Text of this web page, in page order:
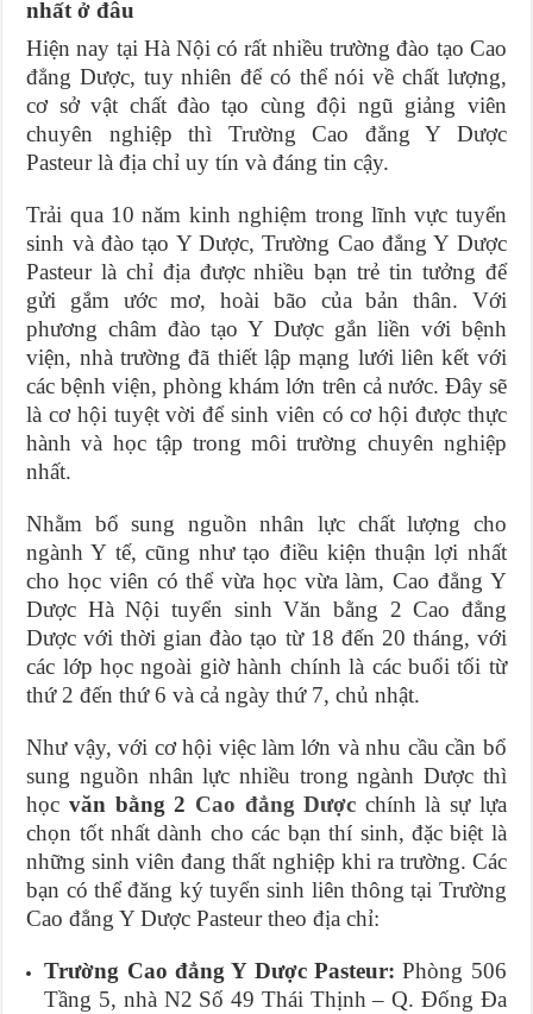
nhất ở đâu
Hiện nay tại Hà Nội có rất nhiều trường đào tạo Cao
đẳng Dược, tuy nhiên để có thể nói về chất lượng,
cơ sở vật chất đào tạo cùng đội ngũ giảng viên
chuyên nghiệp thì Trường Cao đẳng Y Dược
Pasteur là địa chỉ uy tín và đáng tin cậy.
Trải qua 10 năm kinh nghiệm trong lĩnh vực tuyển
sinh và đào tạo Y Dược, Trường Cao đẳng Y Dược
Pasteur là chỉ địa được nhiều bạn trẻ tin tưởng để
gửi gắm ước mơ, hoài bão của bản thân. Với
phương châm đào tạo Y Dược gắn liền với bệnh
viện, nhà trường đã thiết lập mạng lưới liên kết với
các bệnh viện, phòng khám lớn trên cả nước. Đây sẽ
là cơ hội tuyệt vời để sinh viên có cơ hội được thực
hành và học tập trong môi trường chuyên nghiệp
nhất.
Nhằm bổ sung nguồn nhân lực chất lượng cho
ngành Y tế, cũng như tạo điều kiện thuận lợi nhất
cho học viên có thể vừa học vừa làm, Cao đẳng Y
Dược Hà Nội tuyển sinh Văn bằng 2 Cao đẳng
Dược với thời gian đào tạo từ 18 đến 20 tháng, với
các lớp học ngoài giờ hành chính là các buổi tối từ
thứ 2 đến thứ 6 và cả ngày thứ 7, chủ nhật.
Như vậy, với cơ hội việc làm lớn và nhu cầu cần bổ
sung nguồn nhân lực nhiều trong ngành Dược thì
học văn bằng 2 Cao đẳng Dược chính là sự lựa
chọn tốt nhất dành cho các bạn thí sinh, đặc biệt là
những sinh viên đang thất nghiệp khi ra trường. Các
bạn có thể đăng ký tuyển sinh liên thông tại Trường
Cao đẳng Y Dược Pasteur theo địa chỉ:
Trường Cao đẳng Y Dược Pasteur: Phòng 506
Tầng 5, nhà N2 Số 49 Thái Thịnh – Q. Đống Đa